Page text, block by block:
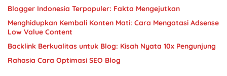
Blogger Indonesia Terpopuler: Fakta Mengejutkan
Menghidupkan Kembali Konten Mati: Cara Mengatasi Adsense
Low Value Content
Backlink Berkualitas untuk Blog: Kisah Nyata 10x Pengunjung
Rahasia Cara Optimasi SEO Blog